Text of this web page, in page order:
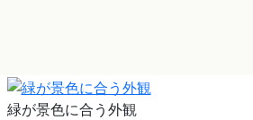
緑が景色に合う外観